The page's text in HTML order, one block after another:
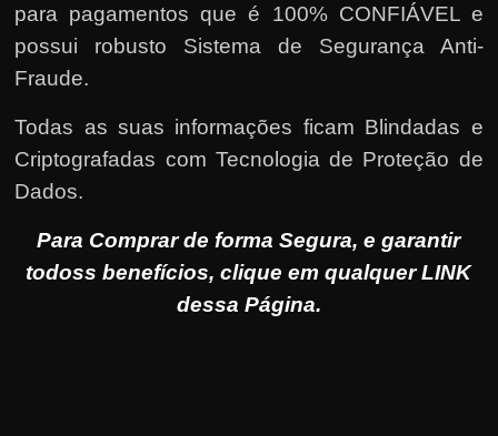
para pagamentos que é 100% CONFIÁVEL e
possui robusto Sistema de Segurança Anti-
Fraude.
Todas as suas informações ficam Blindadas e
Criptografadas com Tecnologia de Proteção de
Dados.
Para Comprar de forma Segura, e garantir
todoss benefícios, clique em qualquer LINK
dessa Página.